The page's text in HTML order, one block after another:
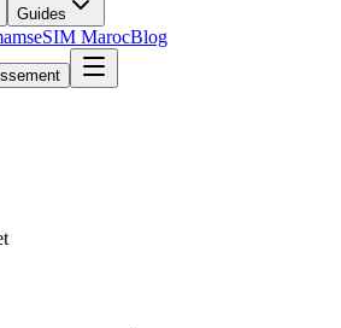
Guides
eSIM MarocBlog